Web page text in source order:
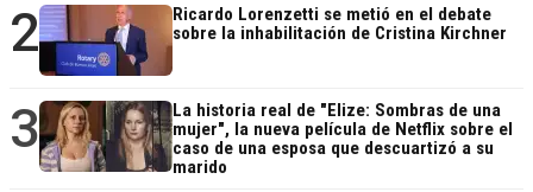
2
Ricardo Lorenzetti se metió en el debate
sobre la inhabilitación de Cristina Kirchner
3
La historia real de "Elize: Sombras de una
mujer", la nueva película de Netflix sobre el
caso de una esposa que descuartizó a su
marido